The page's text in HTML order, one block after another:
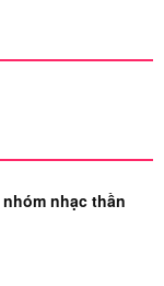
nhạc thần